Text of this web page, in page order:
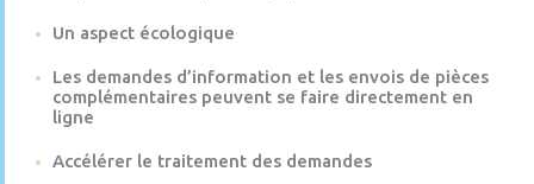
Un aspect écologique
Les demandes d’information et les envois de pièces
complémentaires peuvent se faire directement en
ligne
Accélérer le traitement des demandes